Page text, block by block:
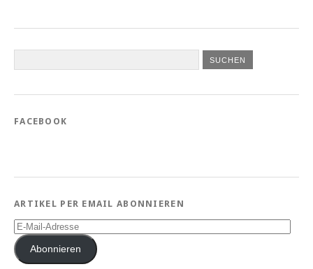
FACEBOOK
ARTIKEL PER EMAIL ABONNIEREN
E-
Mail-
AdresseAbonnieren